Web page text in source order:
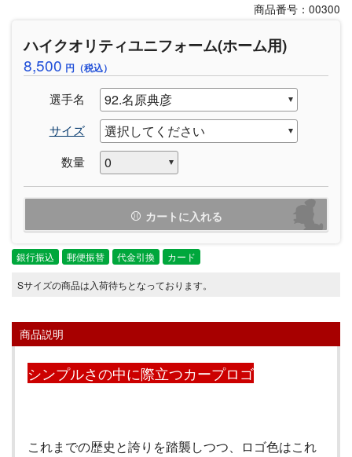
商品番号：00300
ハイクオリティユニフォーム(ホーム用)
8,500 円（税込）
選手名
サイズ
数量
カートに入れる
銀行振込 郵便振替 代金引換 カード
Sサイズの商品は入荷待ちとなっております。
商品説明
シンプルさの中に際立つカープロゴ
これまでの歴史と誇りを踏襲しつつ、ロゴ色はこれ